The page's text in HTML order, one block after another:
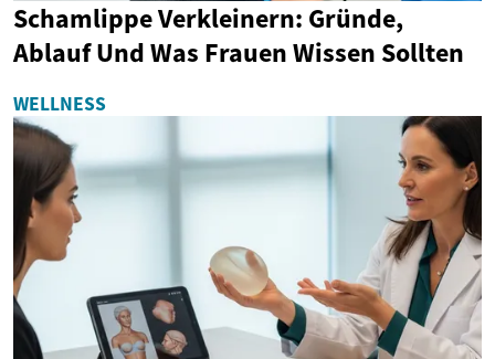
Schamlippe Verkleinern: Gründe,
Ablauf Und Was Frauen Wissen Sollten
WELLNESS